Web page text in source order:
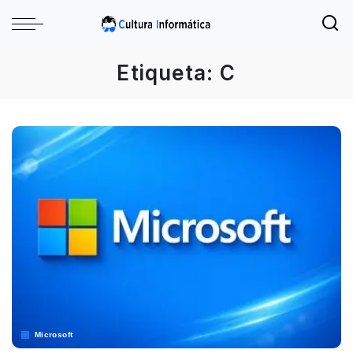
Etiqueta: C
Microsoft